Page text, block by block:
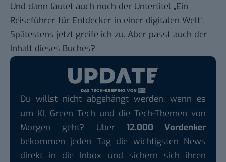
Und dann lautet auch noch der Untertitel „Ein
Reiseführer für Entdecker in einer digitalen Welt“.
Spätestens jetzt greife ich zu. Aber passt auch der
Inhalt dieses Buches?
Du willst nicht abgehängt werden, wenn es
um KI, Green Tech und die Tech-Themen von
Morgen geht? Über 12.000 Vordenker
bekommen jeden Tag die wichtigsten News
direkt in die Inbox und sichern sich ihren